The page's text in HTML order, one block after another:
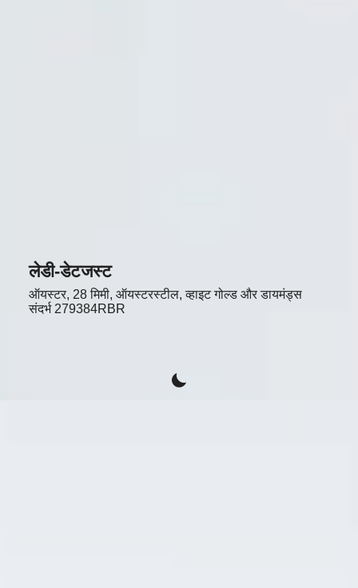
लेडी-डेटजस्ट
ऑयस्टर, 28 मिमी, ऑयस्टरस्टील, व्हाइट गोल्ड और डायमंड्स
संदर्भ 279384RBR